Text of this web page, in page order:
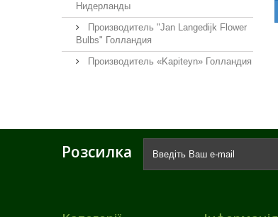
Нидерланды
Производитель "Jan Langedijk Flower
Bulbs" Голландия
Производитель «Kapiteyn» Голландия
Розсилка